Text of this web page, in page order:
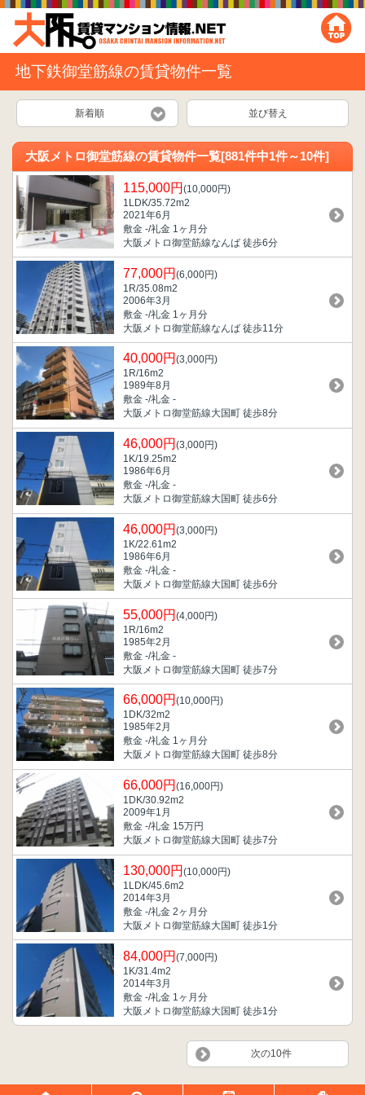
地下鉄御堂筋線の賃貸物件一覧
新着順 並び替え
大阪メトロ御堂筋線の賃貸物件一覧[881件中1件～10件]
115,000円 (10,000円)
1LDK/35.72m2
2021年6月
敷金 -/礼金 1ヶ月分
大阪メトロ御堂筋線なんば 徒歩6分
77,000円 (6,000円)
1R/35.08m2
2006年3月
敷金 -/礼金 1ヶ月分
大阪メトロ御堂筋線なんば 徒歩11分
40,000円 (3,000円)
1R/16m2
1989年8月
敷金 -/礼金 -
大阪メトロ御堂筋線大国町 徒歩8分
46,000円 (3,000円)
1K/19.25m2
1986年6月
敷金 -/礼金 -
大阪メトロ御堂筋線大国町 徒歩6分
46,000円 (3,000円)
1K/22.61m2
1986年6月
敷金 -/礼金 -
大阪メトロ御堂筋線大国町 徒歩6分
55,000円 (4,000円)
1R/16m2
1985年2月
敷金 -/礼金 -
大阪メトロ御堂筋線大国町 徒歩7分
66,000円 (10,000円)
1DK/32m2
1985年2月
敷金 -/礼金 1ヶ月分
大阪メトロ御堂筋線大国町 徒歩8分
66,000円 (16,000円)
1DK/30.92m2
2009年1月
敷金 -/礼金 15万円
大阪メトロ御堂筋線大国町 徒歩7分
130,000円 (10,000円)
1LDK/45.6m2
2014年3月
敷金 -/礼金 2ヶ月分
大阪メトロ御堂筋線大国町 徒歩1分
84,000円 (7,000円)
1K/31.4m2
2014年3月
敷金 -/礼金 1ヶ月分
大阪メトロ御堂筋線大国町 徒歩1分
次の10件